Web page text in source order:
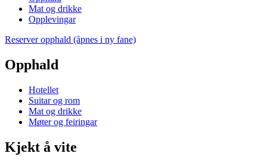
Mat og drikke
Opplevingar
Reserver opphald (åpnes i ny fane)
Opphald
Hotellet
Suitar og rom
Mat og drikke
Møter og feiringar
Kjekt å vite